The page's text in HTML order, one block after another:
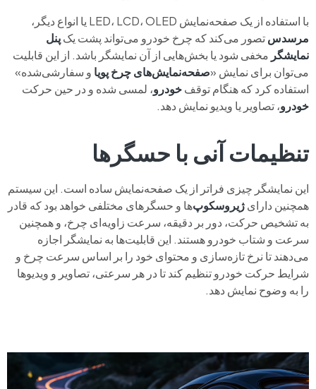
با استفاده از یک صفحه‌نمایش LED، LCD، OLED یا انواع دیگر،
مرسدستصور می‌کند که چرخ خودرو می‌تواند پشت یکپنل
نمایشگر مخفی شود یا بخش‌هایی از آن نمایشگر باشد. از این قابلیت
می‌توان برای نمایش «صفحه‌نمایش‌های چرخ پویا و سفارشی‌شده»
استفاده کرد که هنگام توقفخودرو، لمسی شده و در حین حرکت
خودرو، تصاویر یا ویدیو نمایش دهد.
تنظیمات آنی با حسگرها
این نمایشگر چیزی فراتر از یک صفحه‌نمایش ساده است. این سیستم
همچنین دارایژیروسکوپ‌ها و حسگرهای مختلفی خواهد بود که قادر
به تشخیص حرکت، دور بر دقیقه، سرعت زاویه‌ای چرخ، و همچنین
سرعت و شتاب خودرو هستند. این قابلیت‌ها به نمایشگر اجازه
می‌دهند تا نرخ تازه‌سازی و محتوای خود را بر اساس سرعت چرخ و
شرایط حرکت خودرو تنظیم کند تا در هر سرعتی، تصاویر و ویدیوها
را به وضوح نمایش دهد.